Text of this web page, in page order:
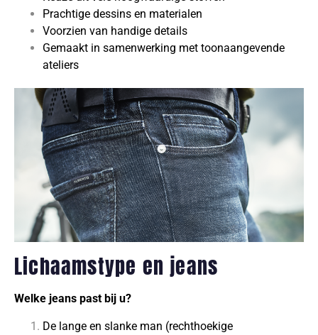
Prachtige dessins en materialen
Voorzien van handige details
Gemaakt in samenwerking met toonaangevende
ateliers
Lichaamstype en jeans
Welke jeans past bij u?
De lange en slanke man (rechthoekige